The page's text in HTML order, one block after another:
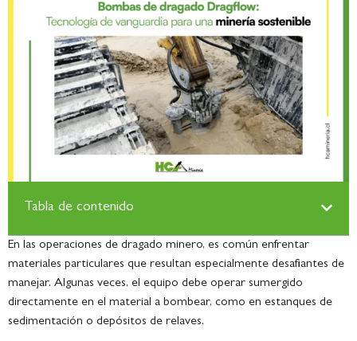
Tabla de contenido
En las operaciones de dragado minero, es común enfrentar
materiales particulares que resultan especialmente desafiantes de
manejar. Algunas veces, el equipo debe operar sumergido
directamente en el material a bombear, como en estanques de
sedimentación o depósitos de relaves.